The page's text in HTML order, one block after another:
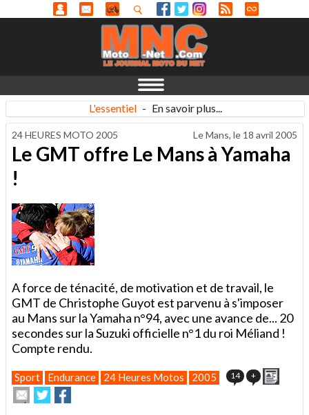
L'essentiel - En savoir plus...
24 HEURES MOTO 2005 Le Mans, le 18 avril 2005
Le GMT offre Le Mans à Yamaha
!
A force de ténacité, de motivation et de travail, le
GMT de Christophe Guyot est parvenu à s'imposer
au Mans sur la Yamaha n°94, avec une avance de... 20
secondes sur la Suzuki officielle n°1 du roi Méliand !
Compte rendu.
Sport Endurance 24 Heures Motos 2005 14 +
Envoyer
cet
Partager
sur
sur